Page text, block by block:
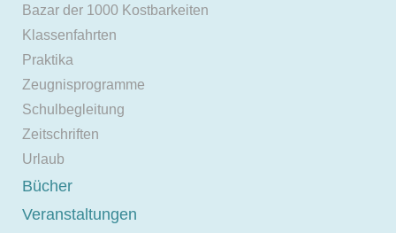
Bazar der 1000 Kostbarkeiten
Klassenfahrten
Praktika
Zeugnisprogramme
Schulbegleitung
Zeitschriften
Urlaub
Bücher
Veranstaltungen